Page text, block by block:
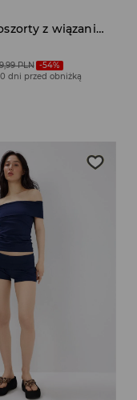
Czarne mikroszorty z wiązaniami po bokach
PLN -54%
dni przed obniżką